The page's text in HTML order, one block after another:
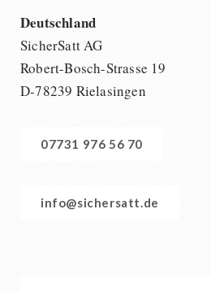
Deutschland
SicherSatt AG
Robert-Bosch-Strasse 19
D-78239 Rielasingen
07731 976 56 70
info@sichersatt.de